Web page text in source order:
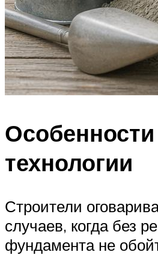
Особенности
технологии
Строители
случаев, когда без
фундамента не